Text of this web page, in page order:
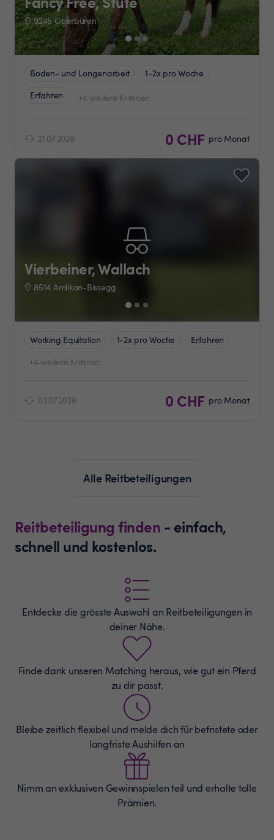
9245 Oberbüren
Boden- und Longenarbeit
1-2x pro Woche
Erfahren
+4 weitere Kriterien
21.07.2026 0 CHF pro Monat
Vierbeiner, Wallach
8514 Amlikon-Bissegg
Working Equitation 1-2x pro Woche
Erfahren
+4 weitere Kriterien
03.07.2026 0 CHF pro Monat
Alle Reitbeteiligungen
Reitbeteiligung finden - einfach,
schnell und kostenlos.
Entdecke die grösste Auswahl an Reitbeteiligungen in
deiner Nähe.
Finde dank unseren Matching heraus, wie gut ein Pferd
zu dir passt.
Bleibe zeitlich flexibel und melde dich für befristete oder
langfriste Aushilfen an
Nimm an exklusiven Gewinnspielen teil und erhalte tolle
Prämien.